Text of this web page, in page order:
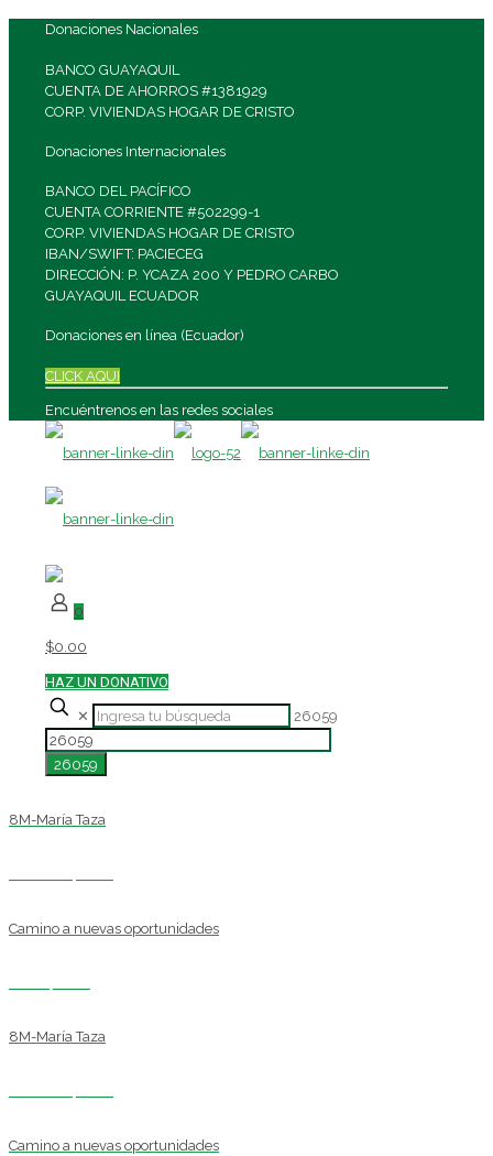
Donaciones Nacionales
BANCO GUAYAQUIL
CUENTA DE AHORROS #1381929
CORP. VIVIENDAS HOGAR DE CRISTO
Donaciones Internacionales
BANCO DEL PACÍFICO
CUENTA CORRIENTE #502299-1
CORP. VIVIENDAS HOGAR DE CRISTO
IBAN/SWIFT: PACIECEG
DIRECCIÓN: P. YCAZA 200 Y PEDRO CARBO
GUAYAQUIL ECUADOR
Donaciones en línea (Ecuador)
CLICK AQUI
Encuéntrenos en las redes sociales
0
$0.00
HAZ UN DONATIVO
✕ 26059
8M-María Taza
Camino a nuevas oportunidades
8M-María Taza
Camino a nuevas oportunidades